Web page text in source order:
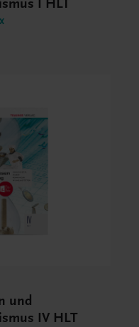
I HLT
und
IV HLT